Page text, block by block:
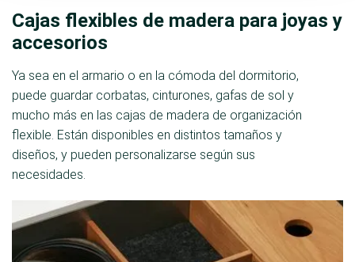
Cajas flexibles de madera para joyas y
accesorios
Ya sea en el armario o en la cómoda del dormitorio,
puede guardar corbatas, cinturones, gafas de sol y
mucho más en las cajas de madera de organización
flexible. Están disponibles en distintos tamaños y
diseños, y pueden personalizarse según sus
necesidades.